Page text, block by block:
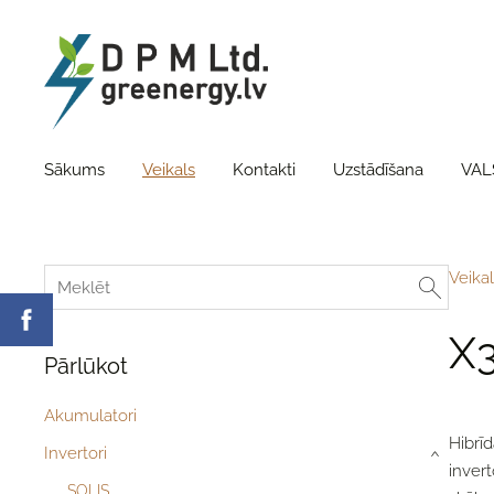
Sākums Veikals Kontakti Uzstādīšana
Pārlūkot
Akumulatori
Invertori
SOLIS
›